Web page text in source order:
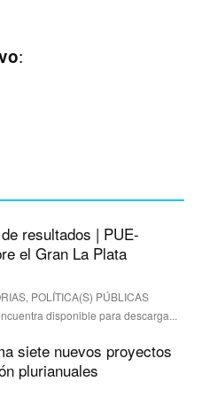
:
resultados | PUE-
el Gran La Plata
POLÍTICA(S) PÚBLICAS
disponible para descarga...
siete nuevos proyectos
plurianuales